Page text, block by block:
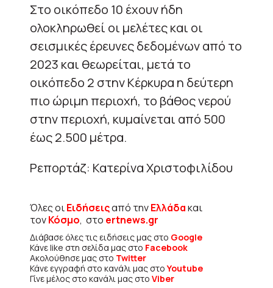
Στο οικόπεδο 10 έχουν ήδη
ολοκληρωθεί οι μελέτες και οι
σεισμικές έρευνες δεδομένων από το
2023 και θεωρείται, μετά το
οικόπεδο 2 στην Κέρκυρα η δεύτερη
πιο ώριμη περιοχή, το βάθος νερού
στην περιοχή, κυμαίνεται από 500
έως 2.500 μέτρα.
Ρεπορτάζ: Κατερίνα Χριστοφιλίδου
Όλες οιΕιδήσειςαπό τηνΕλλάδακαι
τονΚόσμο, στο ertnews.gr
Διάβασε όλες τις ειδήσεις μας στο Google
Κάνε like στη σελίδα μας στο Facebook
Ακολούθησε μας στο Twitter
Κάνε εγγραφή στο κανάλι μας στοYoutube
Γίνε μέλος στο κανάλι μας στο Viber